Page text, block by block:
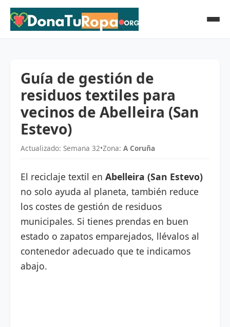
Guía de gestión de
residuos textiles para
vecinos de Abelleira (San
Estevo)
Actualizado: Semana 32•Zona: A Coruña
El reciclaje textil en Abelleira (San Estevo)
no solo ayuda al planeta, también reduce
los costes de gestión de residuos
municipales. Si tienes prendas en buen
estado o zapatos emparejados, llévalos al
contenedor adecuado que te indicamos
abajo.